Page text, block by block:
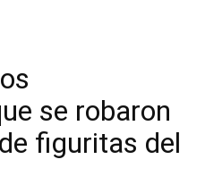
se robaron
figuritas del